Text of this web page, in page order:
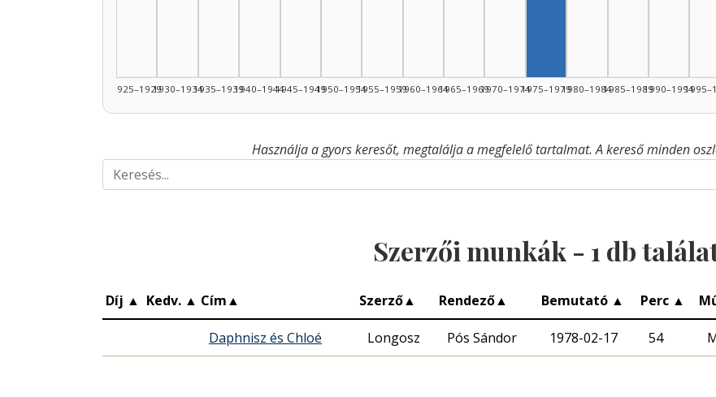
1925–19291930–19341935–19391940–19441945–19491950–19541955–19591960–19641965–19691970–19741975–19791980–19841985–19891990–1994
Használja a gyors keresőt, megtalálja a megfelelő tartalmat. A kereső minden
Szerzői munkák - 1 db
Díj ▲ Kedv. ▲ Cím▲ Szerző▲ Rendező▲ Bemutató ▲ Perc ▲
Daphnisz és Chloé Longosz Pós Sándor 1978-02-17 54